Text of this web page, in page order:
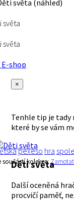
světa
světa
shop
×
Tenhle tip je tady
které by se vám
pexeso hra
součástí kolekce:
Děti světa
Další oceněná
procvičí paměť,